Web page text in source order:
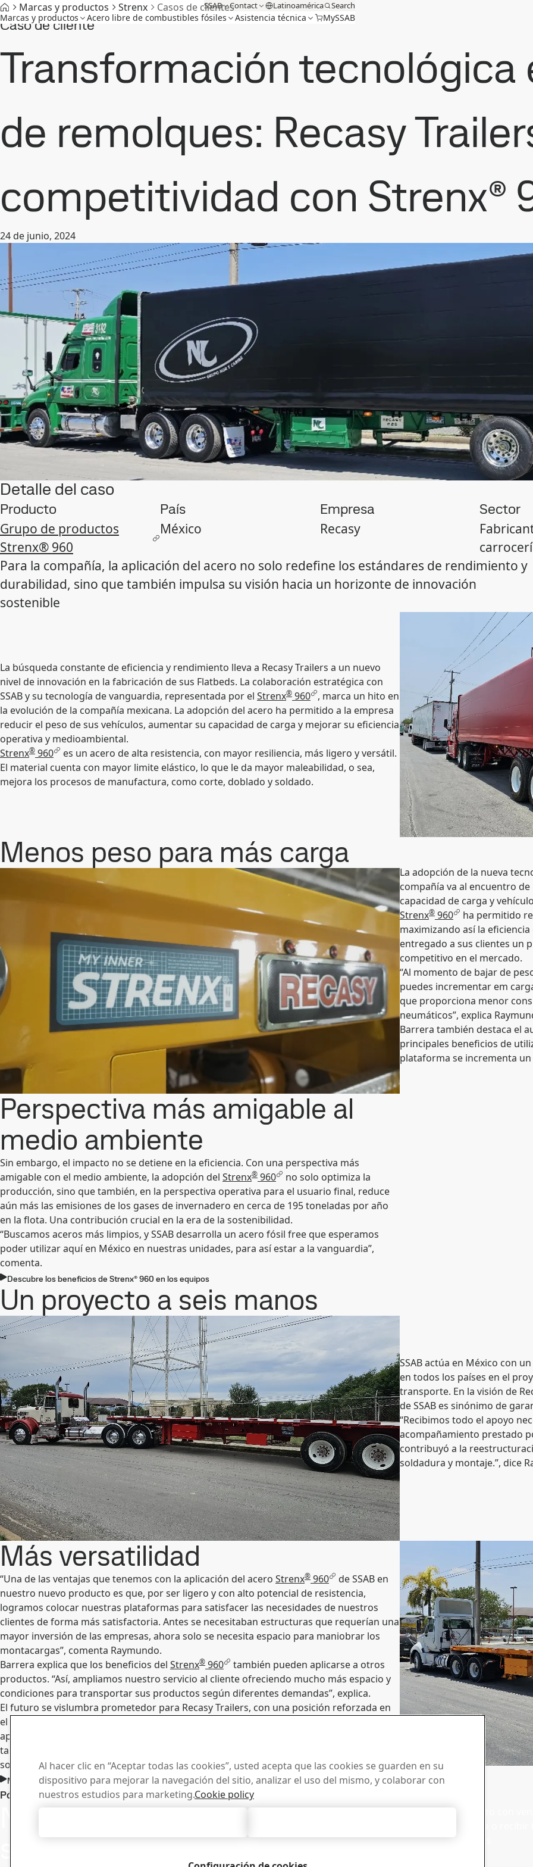
SSAB Contact Latinoamérica Search
Marcas y productos Acero libre de combustibles fósiles Asistencia técnica MySSAB
Marcas y productos Strenx Casos de clientes
Caso de cliente
Transformación tecnológica
de remolques: Recasy
competitividad con Strenx®
24 de junio, 2024
Detalle del caso
Producto
Grupo de productos
Strenx® 960
País
México
Empresa
Recasy
Sector
Para la compañía, la aplicación del acero no solo redefine los estándares de rendimiento y
durabilidad, sino que también impulsa su visión hacia un horizonte de innovación
sostenible
La búsqueda constante de eficiencia y rendimiento lleva a Recasy Trailers a un nuevo
nivel de innovación en la fabricación de sus Flatbeds. La colaboración estratégica con
SSAB y su tecnología de vanguardia, representada por el Strenx® 960 , marca un hito en
la evolución de la compañía mexicana. La adopción del acero ha permitido a la empresa
reducir el peso de sus vehículos, aumentar su capacidad de carga y mejorar su eficiencia
operativa y medioambiental.
Strenx® 960
es un acero de alta resistencia, con mayor resiliencia, más ligero y versátil.
El material cuenta con mayor limite elástico, lo que le da mayor maleabilidad, o sea,
mejora los procesos de manufactura, como corte, doblado y soldado.
Menos peso para más carga
La adopción de la nueva
compañía va al encuentro
capacidad de carga y
Strenx® 960
ha permitido
maximizando así la
entregado a sus clientes un
competitivo en el mercado.
“Al momento de bajar de
puedes incrementar em
que proporciona menor
neumáticos”, explica
Barrera también destaca el
principales beneficios de
plataforma se incrementa un
Perspectiva más amigable al
medio ambiente
Sin embargo, el impacto no se detiene en la eficiencia. Con una perspectiva más
amigable con el medio ambiente, la adopción del Strenx® 960
no solo optimiza la
producción, sino que también, en la perspectiva operativa para el usuario final, reduce
aún más las emisiones de los gases de invernadero en cerca de 195 toneladas por año
en la flota. Una contribución crucial en la era de la sostenibilidad.
“Buscamos aceros más limpios, y SSAB desarrolla un acero fósil free que esperamos
poder utilizar aquí en México en nuestras unidades, para así estar a la vanguardia”,
comenta.
Descubre los beneficios de Strenx® 960 en los equipos
Un proyecto a seis manos
SSAB actúa en México con
en todos los países en el
transporte. En la visión de
de SSAB es sinónimo de
“Recibimos todo el apoyo
acompañamiento prestado
contribuyó a la
soldadura y montaje.”, dice
Más versatilidad
“Una de las ventajas que tenemos con la aplicación del acero Strenx® 960
de SSAB en
nuestro nuevo producto es que, por ser ligero y con alto potencial de resistencia,
logramos colocar nuestras plataformas para satisfacer las necesidades de nuestros
clientes de forma más satisfactoria. Antes se necesitaban estructuras que requerían una
mayor inversión de las empresas, ahora solo se necesita espacio para maniobrar los
montacargas”, comenta Raymundo.
Barrera explica que los beneficios del Strenx® 960
también pueden aplicarse a otros
productos. “Así, ampliamos nuestro servicio al cliente ofreciendo mucho más espacio y
condiciones para transportar sus productos según diferentes demandas”, explica.
El futuro se vislumbra prometedor para Recasy Trailers, con una posición reforzada en
el mercado y una oferta diversificada que supera las expectativas del cliente. La
aplicación del
también impulsa la visión de la compañía hacia un horizonte de innovación continua y
sostenible.
Me gustaría contactarme con el equipo técnico de SSAB
Póngase en contacto con Strenx®
Nos haga llegar
sus preguntas y
Manténgase a la
vanguardia con el boletín
reciba las últimas noticias del sector,
Póngase en contacto con
sobre los productos
Al hacer clic en “Aceptar todas las cookies”, usted acepta que las cookies se guarden en su
dispositivo para mejorar la navegación del sitio, analizar el uso del mismo, y colaborar con
nuestros estudios para marketing.Cookie policy